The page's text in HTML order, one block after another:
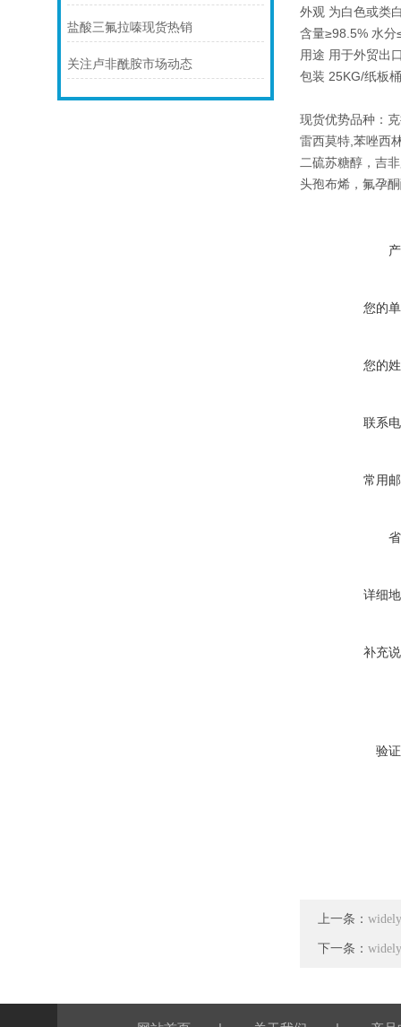
盐酸三氟拉嗪现货热销
关注卢非酰胺市场动态
外观 为白色或类
含量≥98.5% 水分
用途 用于外贸出
包装 25KG/纸板
现货优势品种：
雷西莫特,苯唑西
二硫苏糖醇，吉
头孢布烯，氟孕
您的
您的
联系
常用
详细
补充
验
上一条：
下一条：